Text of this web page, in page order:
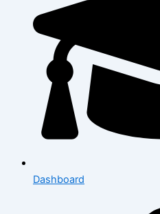
Dashboard